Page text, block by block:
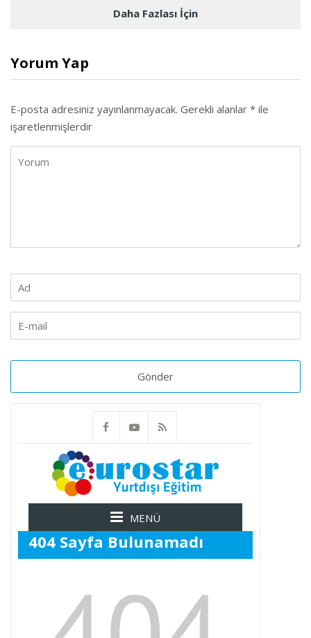
Daha Fazlası İçin
Yorum Yap
E-posta adresiniz yayınlanmayacak. Gerekli alanlar * ile
işaretlenmişlerdir